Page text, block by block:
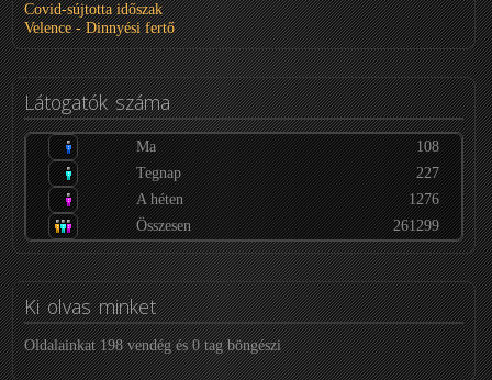
Covid-sújtotta időszak
Velence - Dinnyési fertő
Látogatókszáma
Ma
108
Tegnap
227
A héten
1276
Összesen
261299
Kiolvas minket
Oldalainkat 198 vendég és 0 tag böngészi